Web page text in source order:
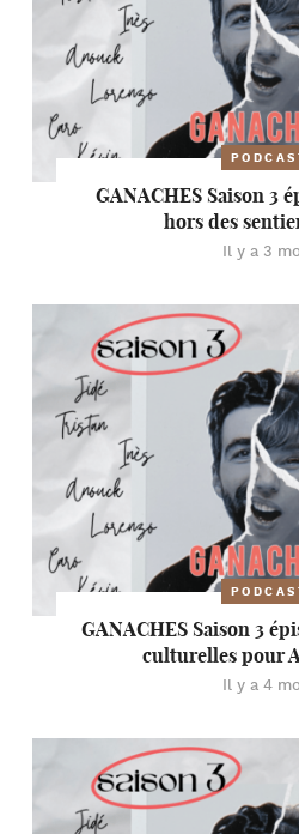
GANACHES Saison 3
hors des
Il y a 3
GANACHES Saison 3
culturelles pour
Il y a 4